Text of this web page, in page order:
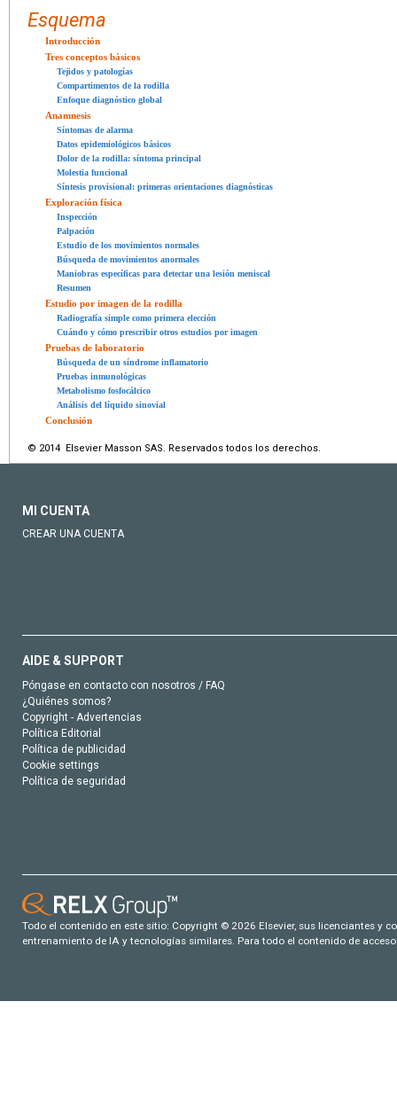
Esquema
Introducción
Tres conceptos básicos
Tejidos y patologías
Compartimentos de la rodilla
Enfoque diagnóstico global
Anamnesis
Síntomas de alarma
Datos epidemiológicos básicos
Dolor de la rodilla: síntoma principal
Molestia funcional
Síntesis provisional: primeras orientaciones diagnósticas
Exploración física
Inspección
Palpación
Estudio de los movimientos normales
Búsqueda de movimientos anormales
Maniobras específicas para detectar una lesión meniscal
Resumen
Estudio por imagen de la rodilla
Radiografía simple como primera elección
Cuándo y cómo prescribir otros estudios por imagen
Pruebas de laboratorio
Búsqueda de un síndrome inflamatorio
Pruebas inmunológicas
Metabolismo fosfocálcico
Análisis del líquido sinovial
Conclusión
© 2014 Elsevier Masson SAS. Reservados todos los derechos.
MI CUENTA
CREAR UNA CUENTA
AIDE & SUPPORT
Póngase en contacto con nosotros / FAQ
¿Quiénes somos?
Copyright - Advertencias
Política Editorial
Política de publicidad
Cookie settings
Política de seguridad
Todo el contenido en este sitio: Copyright © 2026 Elsevier, sus licenciantes y
entrenamiento de IA y tecnologías similares. Para todo el contenido de